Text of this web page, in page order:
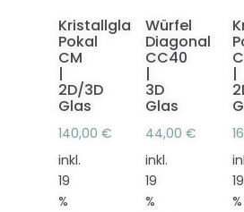
Kristallglas
Pokal
CM
|
2D/3D
Glas
140,00 €
inkl.
19
%
Würfel
Diagonal
CC40
|
3D
Glas
44,00 €
inkl.
19
%
|
19
%